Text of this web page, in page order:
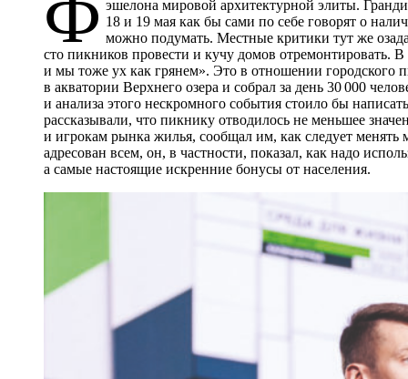
эшелона мировой архитектурной элиты.
18 и 19 мая как бы сами по себе говорят о
можно подумать. Местные критики тут же
сто пикников провести и кучу домов отремонтировать.
и мы тоже ух как грянем». Это в отношении городского
в акватории Верхнего озера и собрал за день 30 000
и анализа этого нескромного события стоило бы
рассказывали, что пикнику отводилось не меньшее
и игрокам рынка жилья, сообщал им, как следует
адресован всем, он, в частности, показал, как надо
а самые настоящие искренние бонусы от населения.